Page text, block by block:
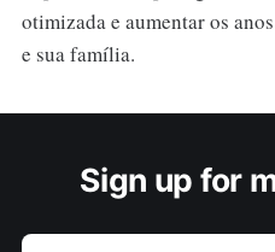
otimizada e aumentar os
e sua família.
Sign up for